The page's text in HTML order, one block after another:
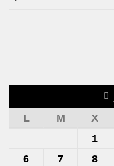
L
M X
1
6
7 8